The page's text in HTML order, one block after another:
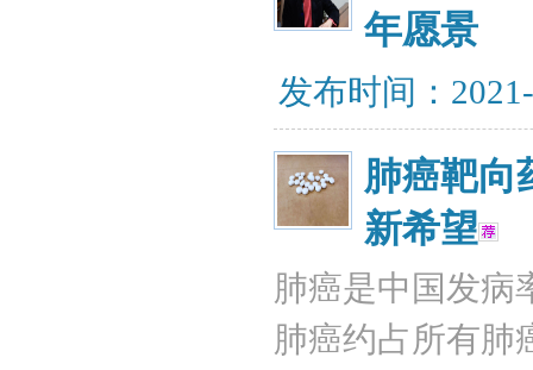
年愿景
发布时间：
肺癌靶向
新希望
肺癌是中国发病
肺癌约占所有肺